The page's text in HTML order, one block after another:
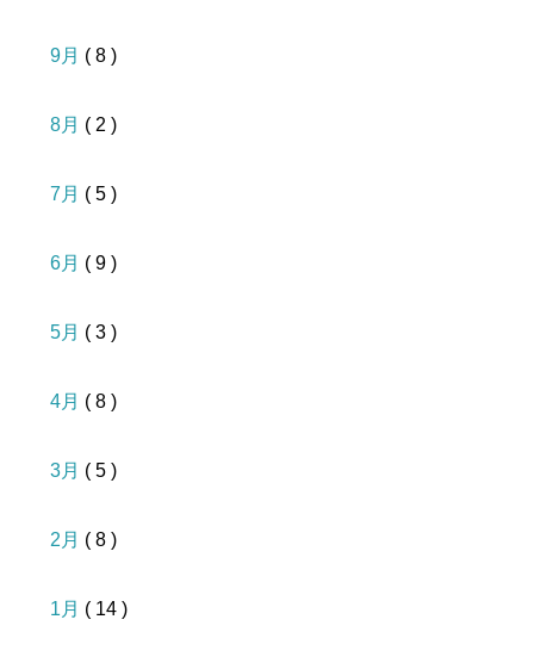
9月 ( 8 )
8月 ( 2 )
7月 ( 5 )
6月 ( 9 )
5月 ( 3 )
4月 ( 8 )
3月 ( 5 )
2月 ( 8 )
1月 ( 14 )